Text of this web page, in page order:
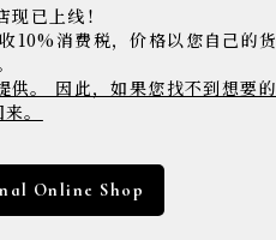
サクラピアス
アシンメトリーチャーム
¥28,600
已上线！
10%消费税，价格以您自己的货
供。 因此，如果您找不到想要的
。
Online Shop